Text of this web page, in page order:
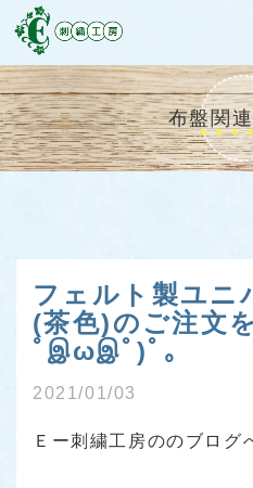
布盤関
フェルト製ユニ
(茶色)のご注文
ﾟஇωஇﾟ)ﾟ｡
2021/01/03
Ｅー刺繍工房ののブロ